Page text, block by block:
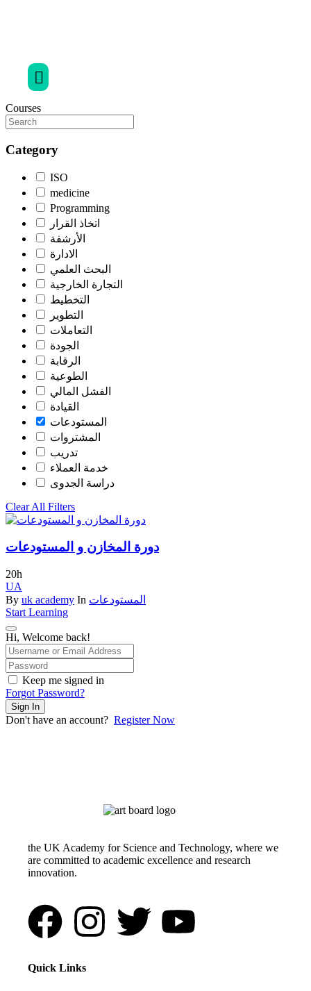
Courses
Category
ISO
medicine
Programming
اتخاذ القرار
الأرشفة
الادارة
البحث العلمي
التجارة الخارجية
التخطيط
التطوير
التعاملات
الجودة
الرقابة
الطوعية
الفشل المالي
القيادة
المستودعات
المشتروات
تدريب
خدمة العملاء
دراسة الجدوى
Clear All Filters
دورة المخازن و المستودعات
20h
UA
By uk academy In المستودعات
Start Learning
Hi, Welcome back!
Keep me signed in
Forgot Password?
Sign In
Don't have an account? Register Now
the UK Academy for Science and Technology, where we
are committed to academic excellence and research
innovation.
Quick Links